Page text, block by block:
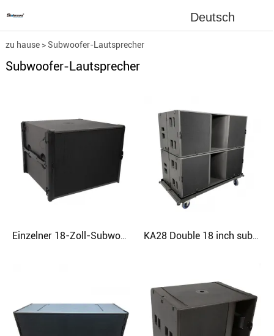
Deutsch
zu hause>Subwoofer-Lautsprecher
Subwoofer-Lautsprecher